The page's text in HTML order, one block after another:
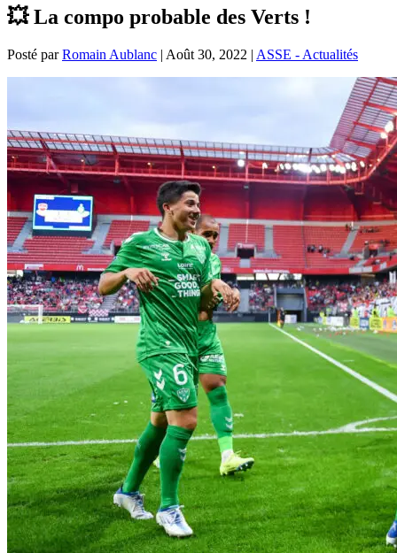
💥 La compo probable des Verts !
Posté parRomain Aublanc | Août 30, 2022 | ASSE - Actualités